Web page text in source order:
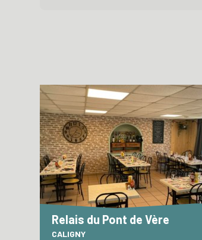
Relais du Pont de Vère
CALIGNY